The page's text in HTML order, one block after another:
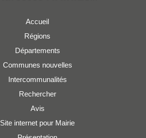
Accueil
Régions
Départements
Communes nouvelles
Intercommunalités
Rechercher
Avis
Site internet pour Mairie